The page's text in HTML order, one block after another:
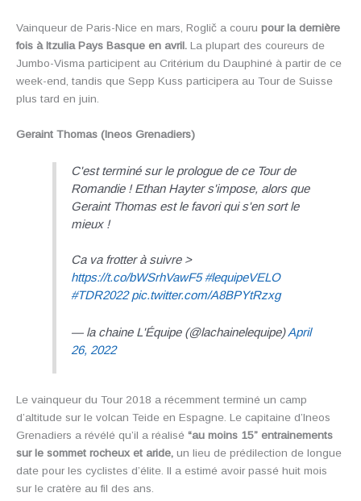
Vainqueur de Paris-Nice en mars, Roglič a couru pour la dernière
fois à Itzulia Pays Basque en avril. La plupart des coureurs de
Jumbo-Visma participent au Critérium du Dauphiné à partir de ce
week-end, tandis que Sepp Kuss participera au Tour de Suisse
plus tard en juin.
Geraint Thomas (Ineos Grenadiers)
C'est terminé sur le prologue de ce Tour de
Romandie ! Ethan Hayter s'impose, alors que
Geraint Thomas est le favori qui s'en sort le
mieux !
Ca va frotter à suivre >
https://t.co/bWSrhVawF5 #lequipeVELO
#TDR2022 pic.twitter.com/A8BPYtRzxg
— la chaine L'Équipe (@lachainelequipe)April
26, 2022
Le vainqueur du Tour 2018 a récemment terminé un camp
d’altitude sur le volcan Teide en Espagne. Le capitaine d’Ineos
Grenadiers a révélé qu’il a réalisé “au moins 15” entrainements
sur le sommet rocheux et aride, un lieu de prédilection de longue
date pour les cyclistes d’élite. Il a estimé avoir passé huit mois
sur le cratère au fil des ans.